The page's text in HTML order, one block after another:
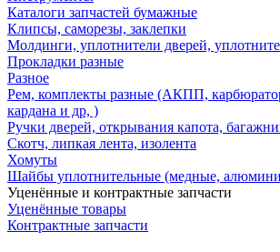
Каталоги запчастей бумажные
Клипсы, саморезы, заклепки
Молдинги, уплотнители дверей,
Прокладки разные
Разное
Рем, комплекты разные (АКПП,
кардана и др, )
Ручки дверей, открывания капота,
Скотч, липкая лента, изолента
Хомуты
Шайбы уплотнительные (медные,
Уценённые и контрактные запчасти
Уценённые товары
Контрактные запчасти